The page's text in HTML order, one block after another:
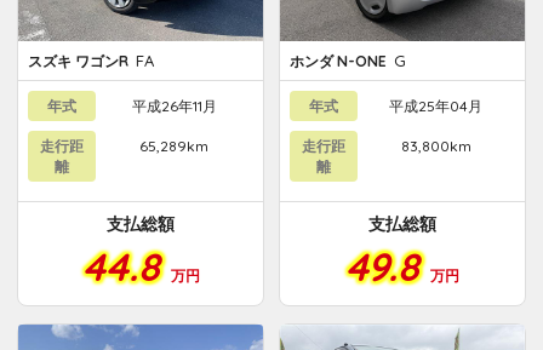
スズキ ワゴンR FA
年式 平成26年11月
走行距
離
65,289km
支払総額
44.8 万円
ホンダ N-ONE G
年式 平成25年04月
走行距
離
83,800km
支払総額
49.8 万円